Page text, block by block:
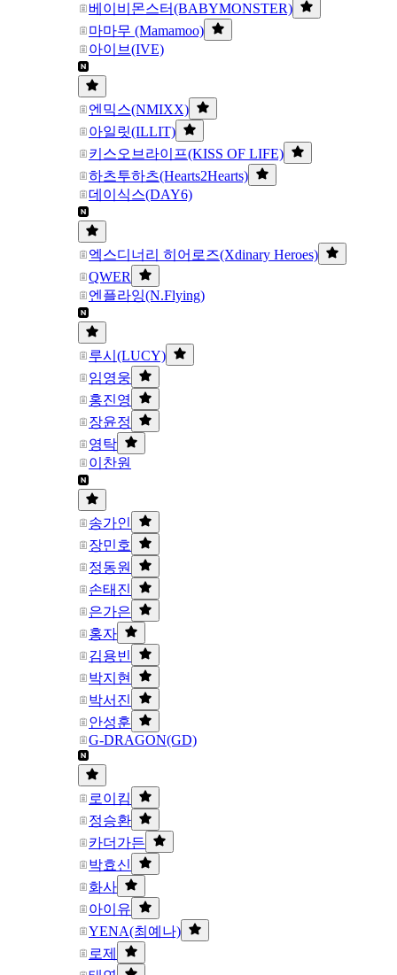
베이비몬스터(BABYMONSTER)
마마무 (Mamamoo)
아이브(IVE)
엔믹스(NMIXX)
아일릿(ILLIT)
키스오브라이프(KISS OF LIFE)
하츠투하츠(Hearts2Hearts)
데이식스(DAY6)
엑스디너리 히어로즈(Xdinary Heroes)
QWER
엔플라잉(N.Flying)
루시(LUCY)
임영웅
홍진영
장윤정
영탁
이찬원
송가인
장민호
정동원
손태진
은가은
홍자
김용빈
박지현
박서진
안성훈
G-DRAGON(GD)
로이킴
정승환
카더가든
박효신
화사
아이유
YENA(최예나)
로제